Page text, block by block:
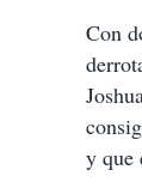
m
a
r
t
r
Con
y que